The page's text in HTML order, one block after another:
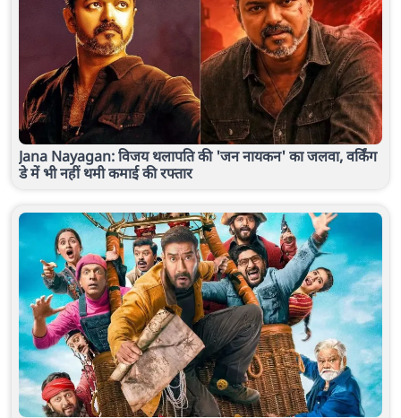
Jana Nayagan: विजय थलापति की 'जन नायकन' का जलवा, वर्किंग
डे में भी नहीं थमी कमाई की रफ्तार